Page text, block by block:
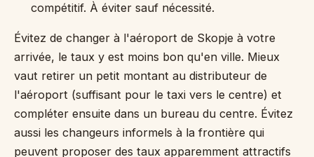
compétitif. À éviter sauf nécessité.
Évitez de changer à l'aéroport de Skopje à votre
arrivée, le taux y est moins bon qu'en ville. Mieux
vaut retirer un petit montant au distributeur de
l'aéroport (suffisant pour le taxi vers le centre) et
compléter ensuite dans un bureau du centre. Évitez
aussi les changeurs informels à la frontière qui
peuvent proposer des taux apparemment attractifs